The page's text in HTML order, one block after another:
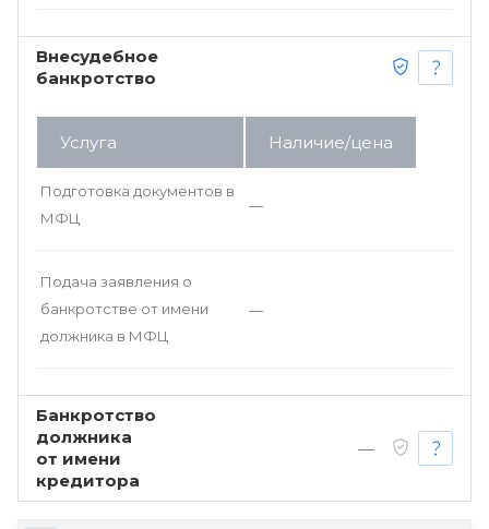
Внесудебное
банкротство
Услуга Наличие/цена
Подготовка документов в
МФЦ
—
Подача заявления о
банкротстве от имени
должника в МФЦ
—
Банкротство
должника
от имени
кредитора
—